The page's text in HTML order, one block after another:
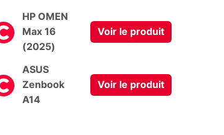
HP OMEN
Max 16
(2025)
Voir le produit
ASUS
Zenbook
A14
Voir le produit